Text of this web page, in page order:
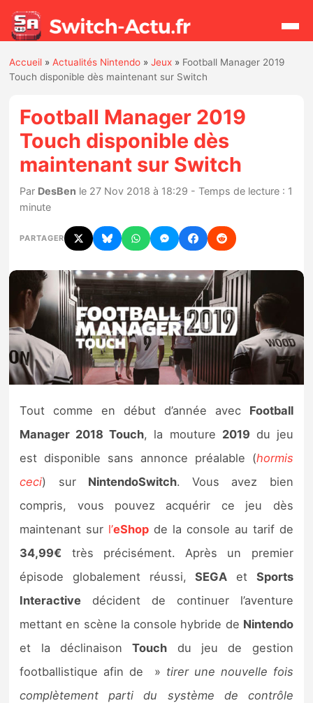
Actualités
Jeux
Hardware
Mises à jour
Chiffres de ventes
Rumeurs
Nintendo Direct
Tests et previews
Tests de jeux
Tests d’accessoires
Autres tests
Previews
Précommandes
Précommandes jeux Switch 2
Sorties de jeux
Bons plans
Accueil »Actualités Nintendo »Jeux » Football Manager 2019
Touch disponible dès maintenant sur Switch
Football Manager 2019
Touch disponible dès
maintenant sur Switch
Par DesBen le 27 Nov 2018 à 18:29 - Temps de lecture : 1
minute
PARTAGER
Tout comme en début d’année avec Football
Manager 2018 Touch, la mouture 2019 du jeu
est disponible sans annonce préalable (hormis
ceci) sur NintendoSwitch. Vous avez bien
compris, vous pouvez acquérir ce jeu dès
maintenant sur l’eShop de la console au tarif de
34,99€ très précisément. Après un premier
épisode globalement réussi,SEGA et Sports
Interactive décident de continuer l’aventure
mettant en scène la console hybride de Nintendo
et la déclinaisonTouch du jeu de gestion
footballistique afin de » tirer une nouvelle fois
complètement parti du système de contrôle